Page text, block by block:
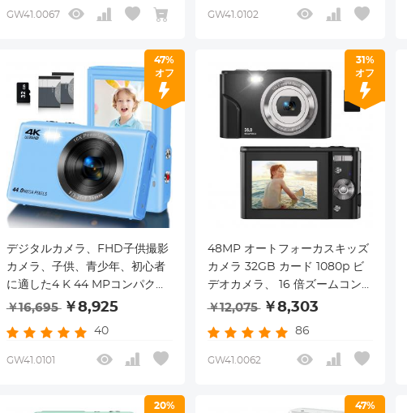
ラ ピンク
GW41.0067 GW41.0102
47%
オフ
デジタルカメラ、FHD子供撮影
カメラ、子供、青少年、初心者
に適した4 K 44 MPコンパクト
バカカメラ、32 GB SDカー
白色充電可能電池
￥16,695 ￥8,925
40
GW41.0101
31%
オフ
48MP オートフォーカスキッズ
カメラ 32GB カード 1080p ビ
デオカメラ、 16 倍ズームコンパ
クトポータブルコンパクトカメ
デーギフトキッズティーンズガ
ールズボーイズ(ブラック)
￥12,075 ￥8,303
86
GW41.0062
20%
47%